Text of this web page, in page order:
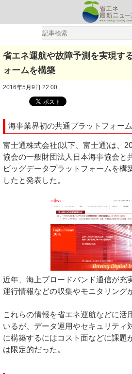
省エネ運航や故障予測を実現す
ォームを構築
2016年5月9日 22:00
海事業界初の共通プラットフォーム
富士通株式会社(以下、富士通)は、
協会の一般財団法人日本海事協会と
ビッグデータプラットフォームを構
したと発表した。
近年、海上ブロードバンド通信が充
運行情報などの収集やモニタリング
これらの情報を省エネ運航などに活
いるが、データ運用やセキュリティ
に構築するにはコスト面などに課題
は限定的だった。